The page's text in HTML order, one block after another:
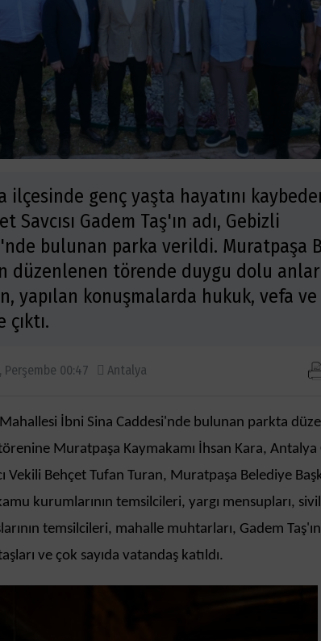
ilçesinde genç yaşta hayatını
Savcısı Gadem Taş'ın adı, Gebizli
bulunan parka verildi. Muratpaşa
düzenlenen törende duygu dolu anlar
yapılan konuşmalarda hukuk, vefa
Perşembe 00:47 Antalya
İbni Sina Caddesi'nde bulunan parkta
Muratpaşa Kaymakamı İhsan Kara,
Vekili Behçet Tufan Turan, Muratpaşa Belediye
kurumlarının temsilcileri, yargı mensupları,
temsilcileri, mahalle muhtarları, Gadem
ve çok sayıda vatandaş katıldı.